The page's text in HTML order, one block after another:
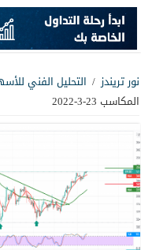
نور تريندز / التحليل الفني
المكاسب 23-3-2022